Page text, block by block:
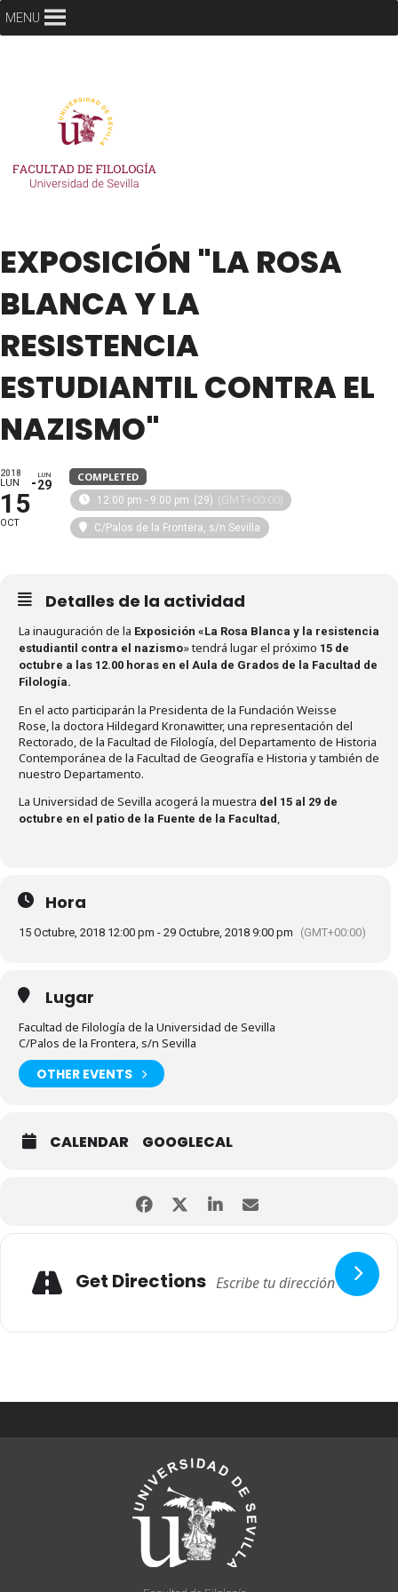
MENU
EXPOSICIÓN "LA ROSA
BLANCA Y LA
RESISTENCIA
ESTUDIANTIL CONTRA EL
NAZISMO"
2018
LUN
15
OCT
LUN
29
COMPLETED
12:00 pm - 9:00 pm (29) (GMT+00:00)
C/Palos de la Frontera, s/n Sevilla
Detalles de la actividad
La inauguración de la Exposición «La Rosa Blanca y la resistencia
estudiantil contra el nazismo» tendrá lugar el próximo 15 de
octubre a las 12.00 horas en el Aula de Grados de la Facultad de
Filología.
En el acto participarán la Presidenta de la Fundación Weisse
Rose, la doctora Hildegard Kronawitter, una representación del
Rectorado, de la Facultad de Filología, del Departamento de Historia
Contemporánea de la Facultad de Geografía e Historia y también de
nuestro Departamento.
La Universidad de Sevilla acogerá la muestra del 15 al 29 de
octubre en el patio de la Fuente de la Facultad ,
Hora
15 Octubre, 2018 12:00 pm - 29 Octubre, 2018 9:00 pm (GMT+00:00)
Lugar
Facultad de Filología de la Universidad de Sevilla
C/Palos de la Frontera, s/n Sevilla
OTHER EVENTS
CALENDAR GOOGLECAL
Get Directions